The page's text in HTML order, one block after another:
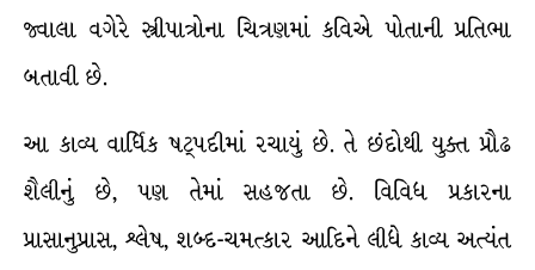
જ્વાલા વગેરે સ્ત્રીપાત્રોના ચિત્રણમાં કવિએ પોતાની પ્રતિભા
બતાવી છે.
આ કાવ્ય વાર્ધિક ષટ્પદીમાં રચાયું છે. તે છંદોથી યુક્ત પ્રૌઢ
શૈલીનું છે, પણ તેમાં સહજતા છે. વિવિધ પ્રકારના
પ્રાસાનુપ્રાસ, શ્લેષ, શબ્દ-ચમત્કાર આદિને લીધે કાવ્ય અત્યંત